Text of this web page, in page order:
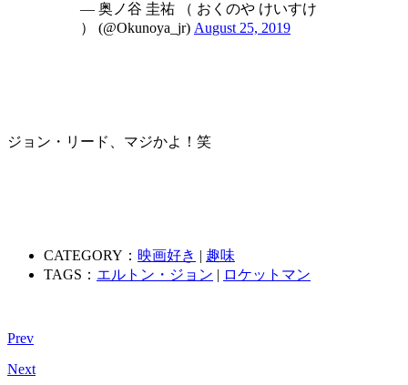
— 奥ノ谷 圭祐 （ おくのや けいすけ
） (@Okunoya_jr) August 25, 2019
ジョン・リード、マジかよ！笑
CATEGORY： 映画好き | 趣味
TAGS： エルトン・ジョン | ロケットマン
Prev
Next